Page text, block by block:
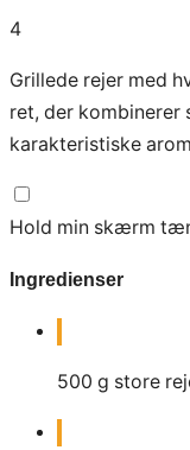
4
Grillede rejer med
ret, der kombinerer
karakteristiske
Hold min skærm
Ingredienser
500 g store